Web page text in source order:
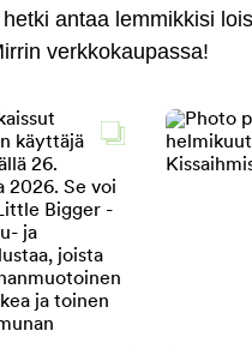
antaa lemmikkisi
verkkokaupassa!